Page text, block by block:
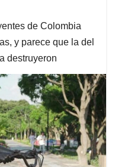
de Colombia
y parece que la del
destruyeron